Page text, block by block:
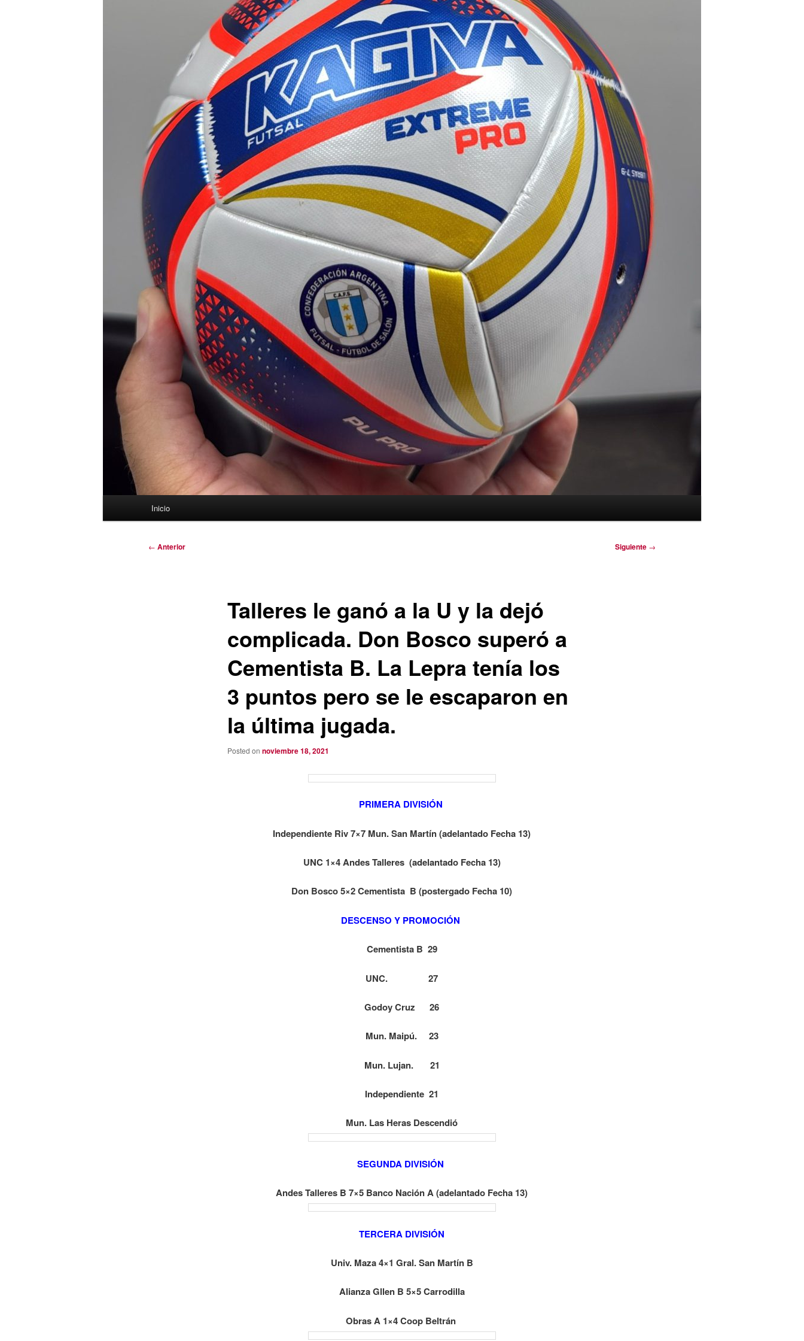
Inicio
Navegación
← Anterior Siguiente →
Talleres le ganó a la U y la dejó
complicada. Don Bosco superó a
Cementista B. La Lepra tenía los
3 puntos pero se le escaparon en
la última jugada.
Posted on noviembre 18, 2021
PRIMERA DIVISIÓN
Independiente Riv 7×7 Mun. San Martín (adelantado Fecha 13)
UNC 1×4 Andes Talleres (adelantado Fecha 13)
Don Bosco 5×2 Cementista B (postergado Fecha 10)
DESCENSO Y PROMOCIÓN
Cementista B 29
UNC. 27
Godoy Cruz 26
Mun. Maipú. 23
Mun. Lujan. 21
Independiente 21
Mun. Las Heras Descendió
SEGUNDA DIVISIÓN
Andes Talleres B 7×5 Banco Nación A (adelantado Fecha 13)
TERCERA DIVISIÓN
Univ. Maza 4×1 Gral. San Martín B
Alianza Gllen B 5×5 Carrodilla
Obras A 1×4 Coop Beltrán